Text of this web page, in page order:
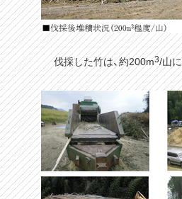
伐採した竹は、約200m3/山